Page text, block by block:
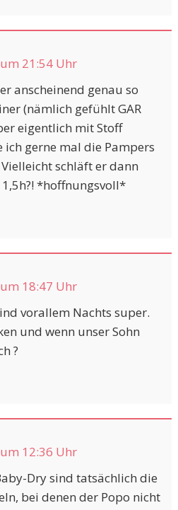
21:54 Uhr
anscheinend genau so
(nämlich gefühlt GAR
eigentlich mit Stoff
ich gerne mal die Pampers
schläft er dann
*hoffnungsvoll*
18:47 Uhr
vorallem Nachts super.
und wenn unser Sohn
?
12:36 Uhr
Dry sind tatsächlich die
bei denen der Popo nicht